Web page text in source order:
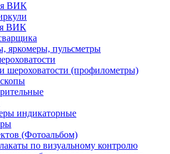
ВИК
ВИК
яркомеры, пульсметры
шероховатости (профилометры)
индикаторные
(Фотоальбом)
по визуальному контролю